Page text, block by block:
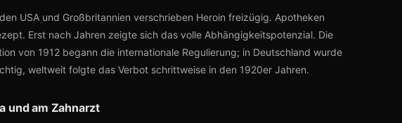
USA und Großbritannien verschrieben Heroin freizügig. Apotheken
Erst nach Jahren zeigte sich das volle Abhängigkeitspotenzial. Die
von 1912 begann die internationale Regulierung; in Deutschland wurde
weltweit folgte das Verbot schrittweise in den 1920er Jahren.
und am Zahnarzt